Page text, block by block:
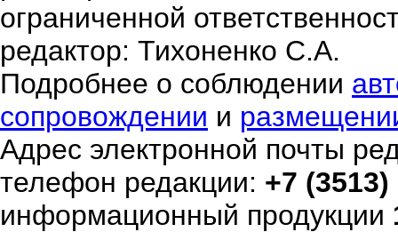
ограниченной
редактор: Тихоненко С.А.
Подробнее о соблюдении
сопровождении и
Адрес электронной почты
телефон редакции: +7
информационный продукции